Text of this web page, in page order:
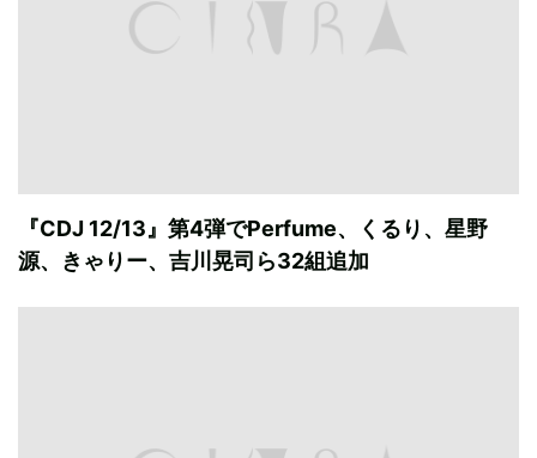
『CDJ 12/13』第4弾でPerfume、くるり、星野
源、きゃりー、吉川晃司ら32組追加